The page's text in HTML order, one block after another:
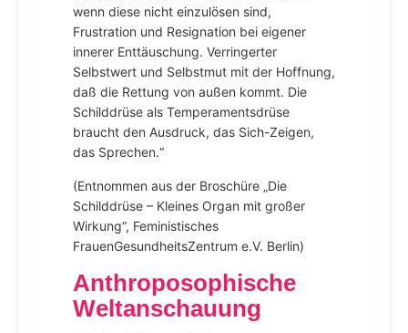
wenn diese nicht einzulösen sind,
Frustration und Resignation bei eigener
innerer Enttäuschung. Verringerter
Selbstwert und Selbstmut mit der Hoffnung,
daß die Rettung von außen kommt. Die
Schilddrüse als Temperamentsdrüse
braucht den Ausdruck, das Sich-Zeigen,
das Sprechen.“
(Entnommen aus der Broschüre „Die
Schilddrüse – Kleines Organ mit großer
Wirkung“, Feministisches
FrauenGesundheitsZentrum e.V. Berlin)
Anthroposophische
Weltanschauung